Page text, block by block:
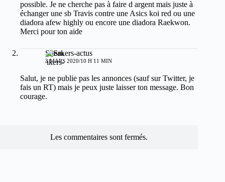
possible. Je ne cherche pas à faire d argent mais juste à
échanger une sb Travis contre une Asics koi red ou une
diadora afew highly ou encore une diadora Raekwon.
Merci pour ton aide
Sneakers-actus
3 MARS 2020/10 H 11 MIN
Salut, je ne publie pas les annonces (sauf sur Twitter, je
fais un RT) mais je peux juste laisser ton message. Bon
courage.
Les commentaires sont fermés.